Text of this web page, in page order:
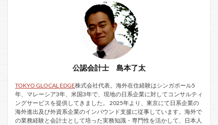
公認会計士 島本了太
TOKYO GLOCAL EDGE株式会社代表。海外在住経験はシンガポール5
年、マレーシア3年、米国3年で、現地の日系企業に対してコンサルティ
ングサービスを提供してきました。 2025年より、東京にて日系企業の
海外進出及び外資系企業のインバウンド支援に従事しています。海外で
の業務経験と会計士として培った実務知識・専門性を活かして、日本人